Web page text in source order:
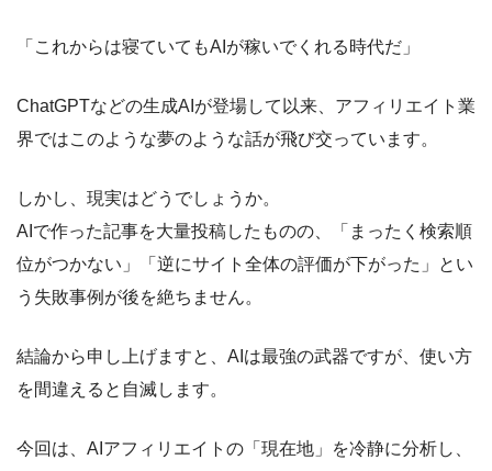
「これからは寝ていてもAIが稼いでくれる時代だ」
ChatGPTなどの生成AIが登場して以来、アフィリエイト業
界ではこのような夢のような話が飛び交っています。
しかし、現実はどうでしょうか。
AIで作った記事を大量投稿したものの、
「まったく検索順
位がつかない」「逆にサイト全体の評価が下がった」
とい
う失敗事例が後を絶ちません。
結論から申し上げますと、AIは最強の武器ですが、使い方
を間違えると自滅します。
今回は、AIアフィリエイトの「現在地」を冷静に分析し、